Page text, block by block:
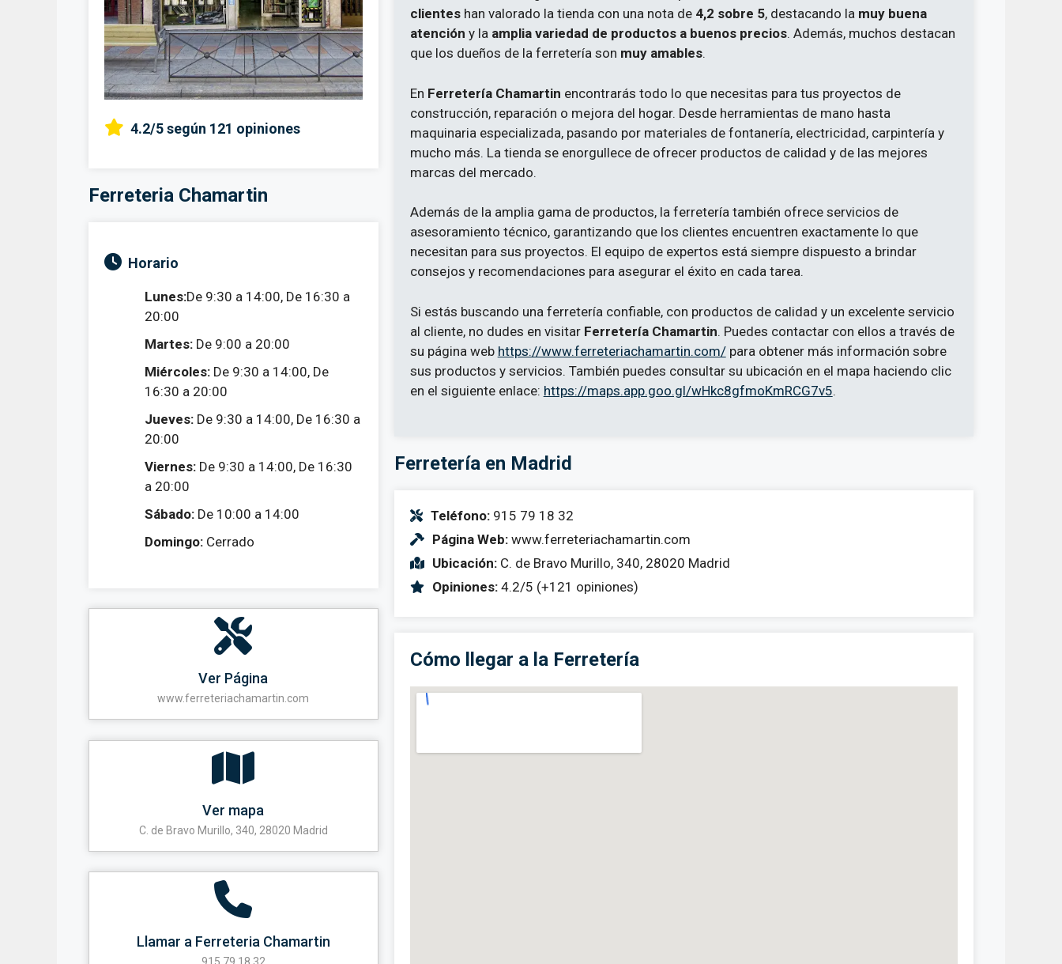
4.2/5según 121 opiniones
Ferreteria Chamartin
Horario
Lunes:De 9:30 a 14:00, De 16:30 a
20:00
Martes: De 9:00 a 20:00
Miércoles: De 9:30 a 14:00, De
16:30 a 20:00
Jueves: De 9:30 a 14:00, De 16:30 a
20:00
Viernes: De 9:30 a 14:00, De 16:30
a 20:00
Sábado: De 10:00 a 14:00
Domingo: Cerrado
Ver Página
www.ferreteriachamartin.com
Ver mapa
C. de Bravo Murillo, 340, 28020 Madrid
Llamar a Ferreteria Chamartin
clienteshan valorado la tienda con una nota de 4,2 sobre 5, destacando la muy buena
atención y la amplia variedad de productos a buenos precios. Además, muchos destacan
que los dueños de la ferretería son muy amables.
En Ferretería Chamartin encontrarás todo lo que necesitas para tus proyectos de
construcción, reparación o mejora del hogar. Desde herramientas de mano hasta
maquinaria especializada, pasando por materiales de fontanería, electricidad, carpintería y
mucho más. La tienda se enorgullece de ofrecer productos de calidad y de las mejores
marcas del mercado.
Además de la amplia gama de productos, la ferretería también ofrece servicios de
asesoramiento técnico, garantizando que los clientes encuentren exactamente lo que
necesitan para sus proyectos. El equipo de expertos está siempre dispuesto a brindar
consejos y recomendaciones para asegurar el éxito en cada tarea.
Si estás buscando una ferretería confiable, con productos de calidad y un excelente servicio
al cliente, no dudes en visitar Ferretería Chamartin. Puedes contactar con ellos a través de
su página web https://www.ferreteriachamartin.com/para obtener más información sobre
sus productos y servicios. También puedes consultar su ubicación en el mapa haciendo clic
en el siguiente enlace: https://maps.app.goo.gl/wHkc8gfmoKmRCG7v5.
Ferretería en Madrid
Teléfono:915 79 18 32
Página Web:www.ferreteriachamartin.com
Ubicación:C. de Bravo Murillo, 340, 28020 Madrid
Opiniones:4.2/5 (+121 opiniones)
Cómo llegar a la Ferretería